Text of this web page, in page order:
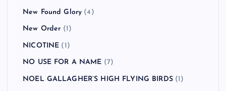
New Found Glory (4)
New Order (1)
NICOTINE (1)
NO USE FOR A NAME (7)
NOEL GALLAGHER’S HIGH FLYING BIRDS(1)